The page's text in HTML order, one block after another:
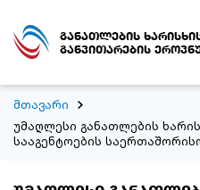
განათლების
განვითარების
მთავარი
უმაღლესი განათლების
სააგენტოების საერთაშორისო